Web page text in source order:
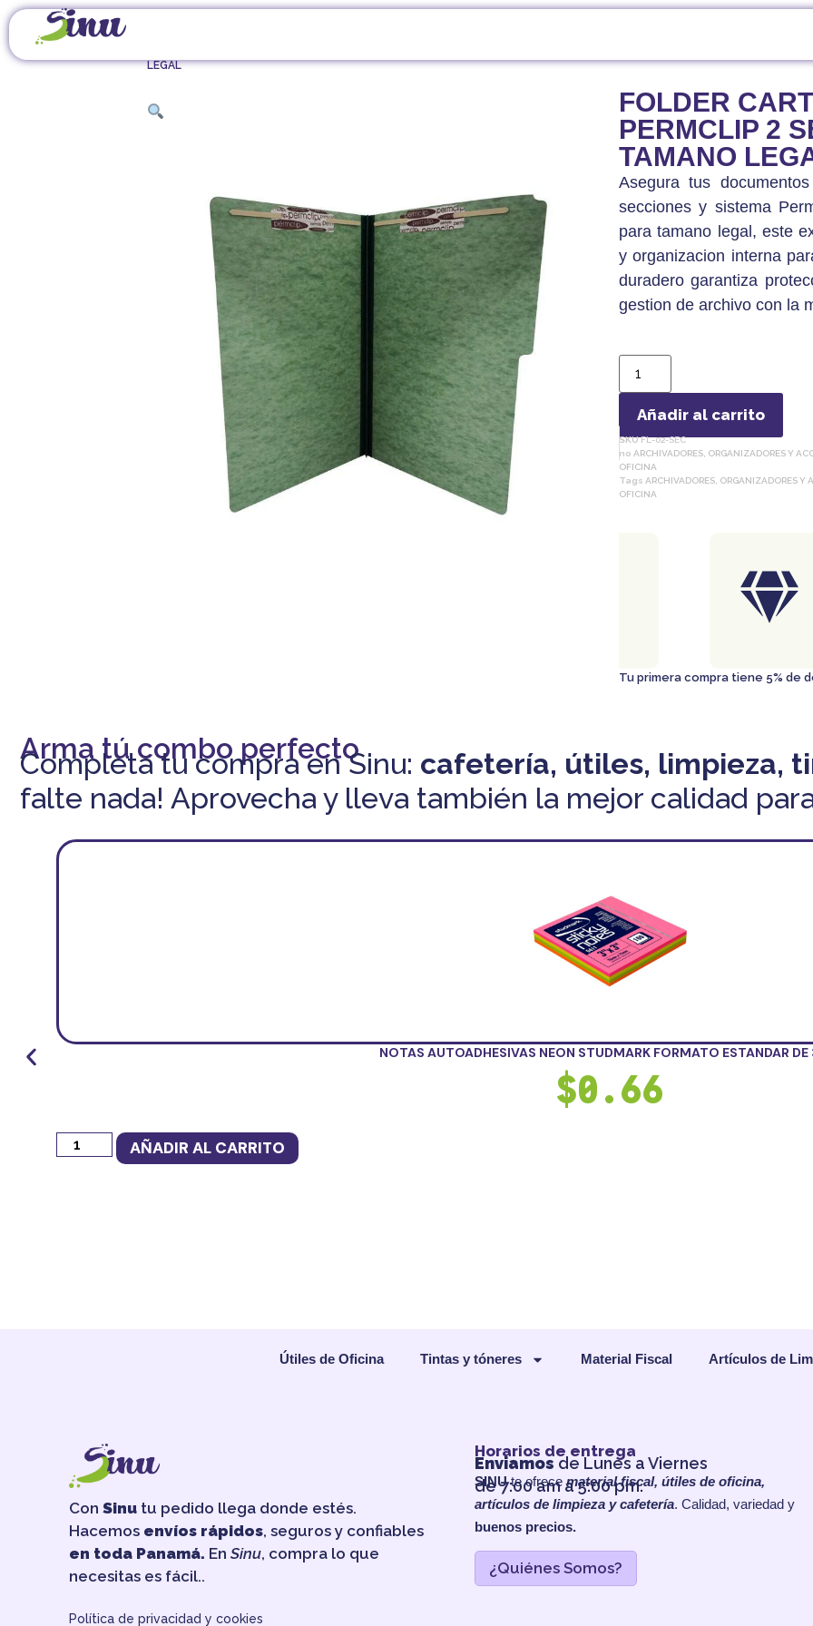
LEGAL
FOLDER
PERMCLIP 2
TAMANO
Asegura tus
secciones y sistema
para tamano legal, este
y organizacion interna
duradero garantiza
gestion de archivo con la
Añadir al carrito
SKUFL-02-SEC
no ARCHIVADORES, ORGANIZADORES Y
OFICINA
Tags ARCHIVADORES, ORGANIZADORES Y
OFICINA
Tu primera compra tiene 5% de
Arma tú combo perfecto
Completa tu compra en Sinu: cafetería, útiles, limpieza,
falte nada! Aprovecha y lleva también la mejor calidad
NOTAS AUTOADHESIVAS NEON STUDMARK FORMATO ESTANDAR DE
$0.66
AÑADIR AL CARRITO
Útiles de Oficina Tintas y tóneres Material Fiscal Artículos de
ConSinu tu pedido llega donde estés.
Hacemos envíos rápidos, seguros y confiables
en toda Panamá. EnSinu, compra lo que
necesitas es fácil..
Política de privacidad y cookies
Horarios de entrega
Enviamos de Lunes a Viernes
de 7:00 am a 5:00 pm.
SINUte ofrecematerial fiscal, útiles de oficina,
artículos de limpieza y cafetería. Calidad, variedad y
buenos precios.
¿Quiénes Somos?